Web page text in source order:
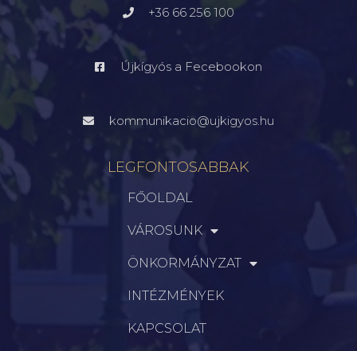
+36 66 256 100
Újkígyós a Fecebookon
kommunikacio@ujkigyos.hu
LEGFONTOSABBAK
FŐOLDAL
VÁROSUNK
ÖNKORMÁNYZAT
INTÉZMÉNYEK
KAPCSOLAT